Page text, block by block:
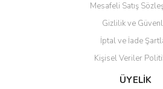
Mesafeli Satış
Gizlilik ve
İptal ve İade
Kişisel Veriler
ÜYELİK